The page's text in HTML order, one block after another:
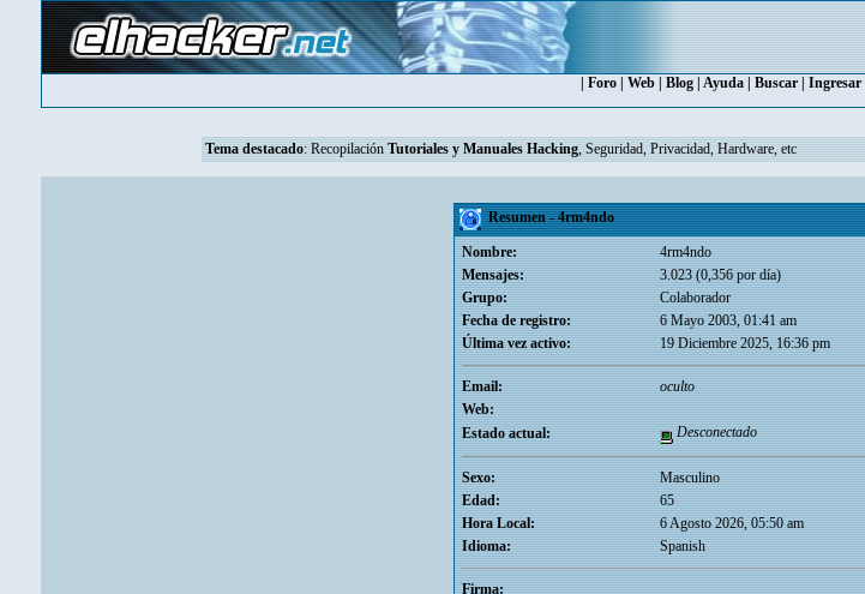
Foro| Web| Blog| Ayuda| Buscar| Ingresar|
Tema destacado: Recopilación Tutoriales y Manuales Hacking, Seguridad, Privacidad, Hardware, etc
Resumen - 4rm4ndo
Nombre:
4rm4ndo
Mensajes:
3.023 (0,356 por día)
Grupo:
Colaborador
Fecha de registro:
6 Mayo 2003, 01:41 am
Última vez activo:
19 Diciembre 2025, 16:36 pm
Email:
oculto
Web:
Estado actual:
Desconectado
Sexo:
Masculino
Edad:
65
Hora Local:
6 Agosto 2026, 05:50 am
Idioma:
Spanish
Firma: